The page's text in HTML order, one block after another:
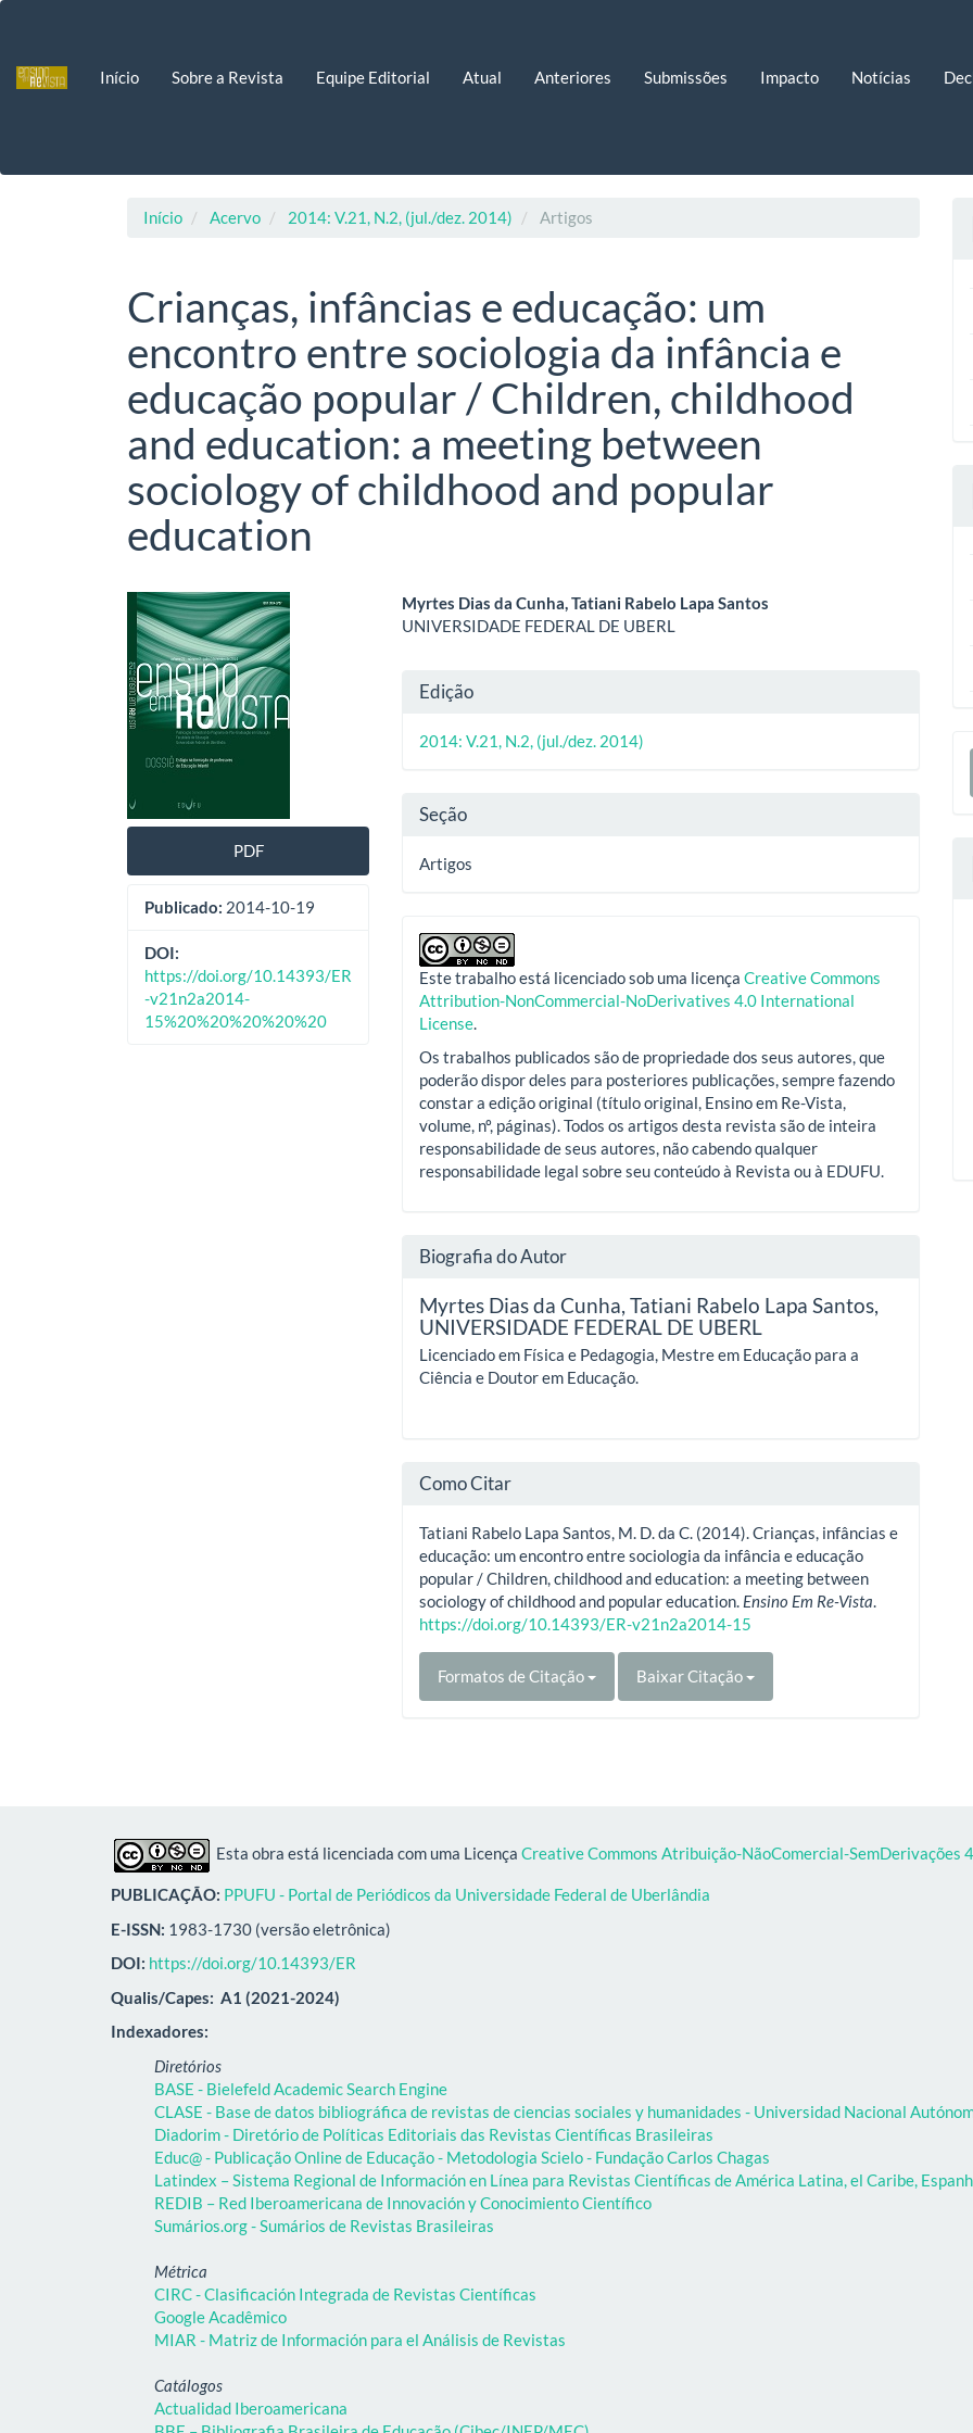
principalInício Sobre a Revista Equipe Editorial Atual Anteriores Submissões Impacto Notícias
Início Acervo 2014: V.21, N.2, (jul./dez. 2014) Artigos
Crianças, infâncias e educação: um
encontro entre sociologia da infância e
educação popular / Children, childhood
and education: a meeting between
sociology of childhood and popular
education
Barra
lateral
de
artigos
PDF
Publicado: 2014-10-19
DOI:
https://doi.org/10.14393/ER
-v21n2a2014-
15%20%20%20%20%20
Conteúdo
artigo
Myrtes Dias da Cunha, Tatiani Rabelo Lapa Santos
UNIVERSIDADE FEDERAL DE UBERL
Detalhes
do
Edição
2014: V.21, N.2, (jul./dez. 2014)
Seção
Artigos
Este trabalho está licenciado sob uma licençaCreative Commons
Attribution-NonCommercial-NoDerivatives 4.0 International
License
Os trabalhos publicados são de propriedade dos seus autores, que
poderão dispor deles para posteriores publicações, sempre fazendo
constar a edição original (título original, Ensino em Re-Vista,
volume, nº, páginas). Todos os artigos desta revista são de inteira
responsabilidade de seus autores, não cabendo qualquer
responsabilidade legal sobre seu conteúdo à Revista ou à EDUFU.
Biografia do Autor
Myrtes Dias da Cunha, Tatiani Rabelo Lapa Santos,
UNIVERSIDADE FEDERAL DE UBERL
Licenciado em Física e Pedagogia, Mestre em Educação para a
Ciência e Doutor em Educação.
Como Citar
Tatiani Rabelo Lapa Santos, M. D. da C. (2014). Crianças, infâncias e
educação: um encontro entre sociologia da infância e educação
popular / Children, childhood and education: a meeting between
sociology of childhood and popular education. Ensino Em Re-Vista
https://doi.org/10.14393/ER-v21n2a2014-15
Formatos de Citação Baixar Citação
Esta obra está licenciada com uma Licença Creative Commons Atribuição-NãoComercial-SemDerivações
PUBLICAÇÃO: PPUFU - Portal de Periódicos da Universidade Federal de Uberlândia
E-ISSN: 1983-1730 (versão eletrônica)
DOI: https://doi.org/10.14393/ER
Qualis/Capes: A1 (2021-2024)
Indexadores:
Diretórios
BASE - Bielefeld Academic Search Engine
CLASE - Base de datos bibliográfica de revistas de ciencias sociales y humanidades - Universidad Nacional
Diadorim - Diretório de Políticas Editoriais das Revistas Científicas Brasileiras
Educ@ - Publicação Online de Educação - Metodologia Scielo - Fundação Carlos Chagas
Latindex – Sistema Regional de Información en Línea para Revistas Científicas de América Latina, el Caribe,
REDIB – Red Iberoamericana de Innovación y Conocimiento Científico
Sumários.org - Sumários de Revistas Brasileiras
Métrica
CIRC - Clasificación Integrada de Revistas Científicas
Google Acadêmico
MIAR - Matriz de Información para el Análisis de Revistas
Catálogos
Actualidad Iberoamericana